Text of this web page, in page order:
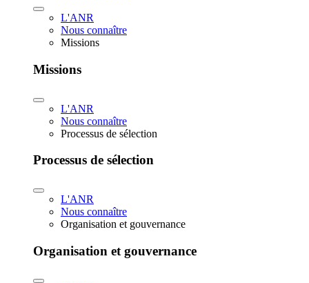
L'ANR
Nous connaître
Missions
Missions
L'ANR
Nous connaître
Processus de sélection
Processus de sélection
L'ANR
Nous connaître
Organisation et gouvernance
Organisation et gouvernance